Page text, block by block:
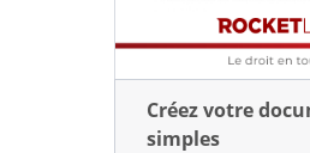
Créez votre
simples